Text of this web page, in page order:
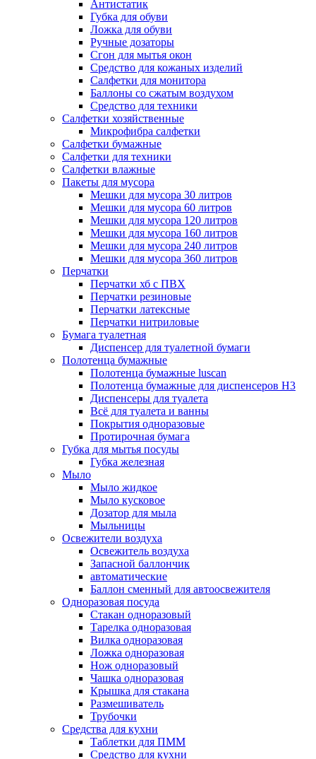
Антистатик
Губка для обуви
Ложка для обуви
Ручные дозаторы
Сгон для мытья окон
Средство для кожаных изделий
Салфетки для монитора
Баллоны со сжатым воздухом
Средство для техники
Салфетки хозяйственные
Микрофибра салфетки
Салфетки бумажные
Салфетки для техники
Салфетки влажные
Пакеты для мусора
Мешки для мусора 30 литров
Мешки для мусора 60 литров
Мешки для мусора 120 литров
Мешки для мусора 160 литров
Мешки для мусора 240 литров
Мешки для мусора 360 литров
Перчатки
Перчатки хб с ПВХ
Перчатки резиновые
Перчатки латексные
Перчатки нитриловые
Бумага туалетная
Диспенсер для туалетной бумаги
Полотенца бумажные
Полотенца бумажные luscan
Полотенца бумажные для диспенсеров H3
Диспенсеры для туалета
Всё для туалета и ванны
Покрытия одноразовые
Протирочная бумага
Губка для мытья посуды
Губка железная
Мыло
Мыло жидкое
Мыло кусковое
Дозатор для мыла
Мыльницы
Освежители воздуха
Освежитель воздуха
Запасной баллончик
автоматические
Баллон сменный для автоосвежителя
Одноразовая посуда
Стакан одноразовый
Тарелка одноразовая
Вилка одноразовая
Ложка одноразовая
Нож одноразовый
Чашка одноразовая
Крышка для стакана
Размешиватель
Трубочки
Средства для кухни
Таблетки для ПММ
Средство для кухни